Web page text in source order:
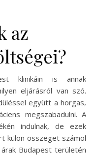
az
klinikáin is annak
eljárásról van szó.
együtt a horgas,
megszabadulni. A
indulnak, de ezek
külön összeget számol
Budapest területén